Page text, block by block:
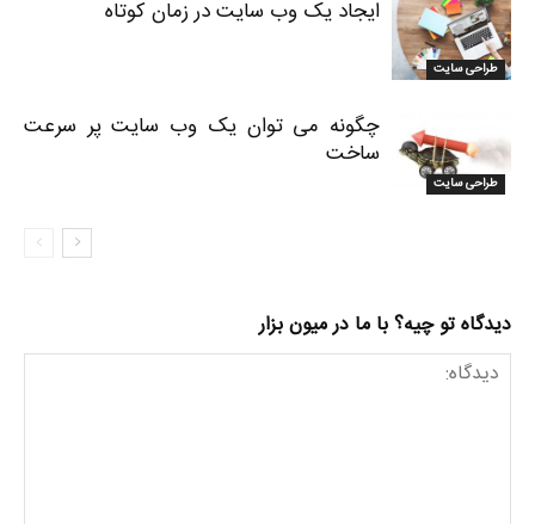
طراحی سایت
ایجاد یک وب سایت در زمان کوتاه
طراحی سایت
چگونه می توان یک وب سایت پر سرعت
ساخت
دیدگاه تو چیه؟ با ما در میون بزار